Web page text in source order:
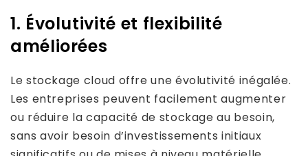
1. Évolutivité et flexibilité
améliorées
Le stockage cloud offre une évolutivité inégalée.
Les entreprises peuvent facilement augmenter
ou réduire la capacité de stockage au besoin,
sans avoir besoin d’investissements initiaux